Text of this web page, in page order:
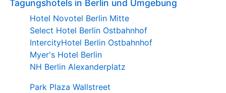
Tagungshotels in Berlin und Umgebung
Hotel Novotel Berlin Mitte
Select Hotel Berlin Ostbahnhof
IntercityHotel Berlin Ostbahnhof
Myer's Hotel Berlin
NH Berlin Alexanderplatz
Park Plaza Wallstreet